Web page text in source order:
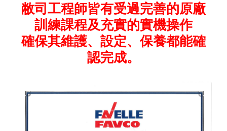
敝司工程師皆有受過完善的原廠
訓練課程及充實的實機操作
確保其維護、設定、保養都能確
認完成。